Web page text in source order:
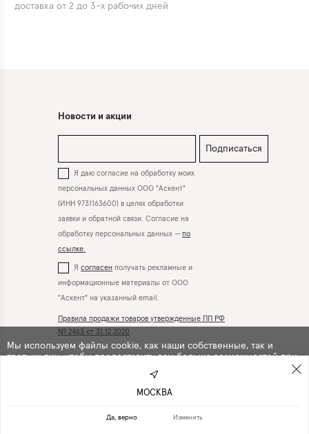
доставка от 2 до 3-х рабочих дней
Новости и акции
Подписаться
Я даю согласие на обработку моих
персональных данных ООО "Аскент"
(ИНН 9731163600) в целях обработки
заявки и обратной связи. Согласие на
обработку персональных данных — по
ссылке.
Я согласен получать рекламные и
информационные материалы от ООО
"Аскент" на указанный email.
Правила продажи товаров утвержденные ПП РФ
№ 2463 от 31.12.2020
Мы используем файлы cookie, как наши собственные, так и
третьих лиц, чтобы предоставить вам больше возможностей при
использовании сайта. Продолжая навигацию по сайту, вы
с их использованием .
МОСКВА
Да, верно Изменить